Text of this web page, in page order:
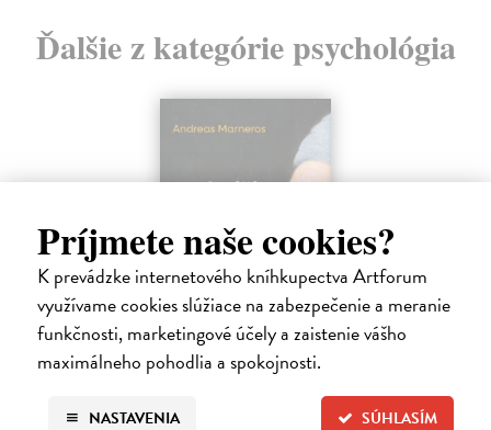
Príjmete naše cookies?
K prevádzke internetového kníhkupectva Artforum
využívame cookies slúžiace na zabezpečenie a meranie
funkčnosti, marketingové účely a zaistenie vášho
maximálneho pohodlia a spokojnosti.
SÚHLASÍM
NASTAVENIA
Ďalšie z kategórie psychológia
Trpkejšia ako smrť je žena
Marneros Andreas| Kniha